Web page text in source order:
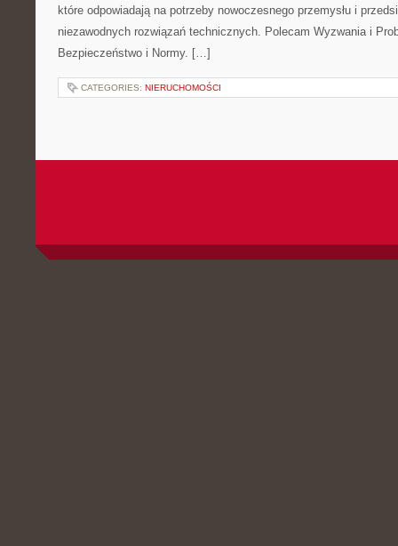
które odpowiadają na potrzeby nowoczesnego przemysłu i
niezawodnych rozwiązań technicznych. Polecam Wyzwania i
Bezpieczeństwo i Normy. […]
CATEGORIES: NIERUCHOMOŚCI